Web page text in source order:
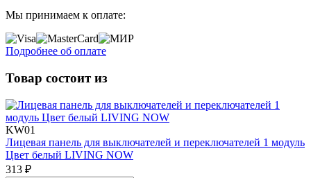
Мы принимаем к оплате:
Подробнее об оплате
Товар состоит из
KW01
Лицевая панель для выключателей и переключателей 1 модуль
Цвет белый LIVING NOW
313 ₽